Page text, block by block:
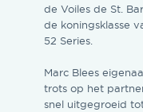
de Voiles de St.
de koningsklasse
52 Series.
Marc Blees
trots op het
snel uitgegroeid